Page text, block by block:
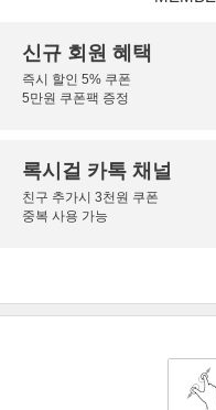
신규 회원 혜택
즉시 할인 5% 쿠폰
5만원 쿠폰팩 증정
록시걸 카톡 채널
친구 추가시 3천원 쿠폰
중복 사용 가능